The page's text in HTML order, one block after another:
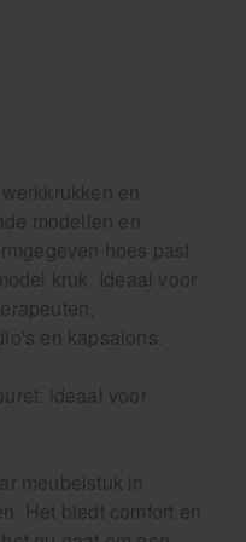
en
modellen en
hoes past
kruk. Ideaal voor
en kapsalons.
ideaal voor
meubelstuk in
Het biedt comfort en